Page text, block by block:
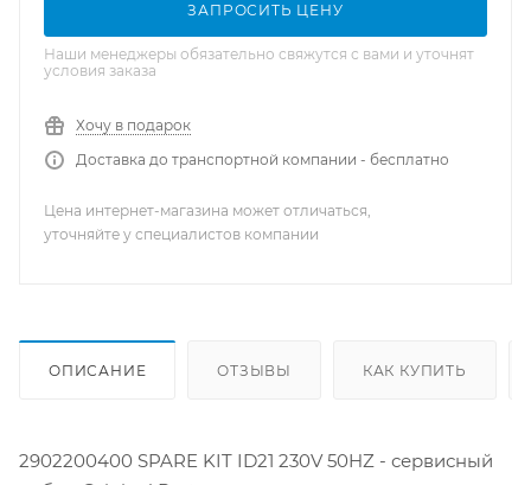
ЗАПРОСИТЬ ЦЕНУ
Наши менеджеры обязательно свяжутся с вами и уточнят
условия заказа
Хочу в подарок
Доставка до транспортной компании - бесплатно
Цена интернет-магазина может отличаться,
уточняйте у специалистов компании
ОПИСАНИЕ ОТЗЫВЫ КАК КУПИТЬ
2902200400 SPARE KIT ID21 230V 50HZ - сервисный